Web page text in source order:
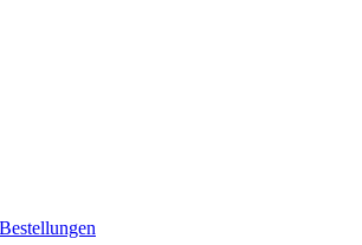
Bestellungen